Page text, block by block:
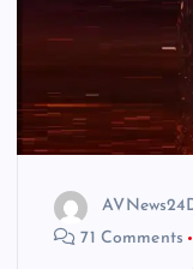
71 Comments